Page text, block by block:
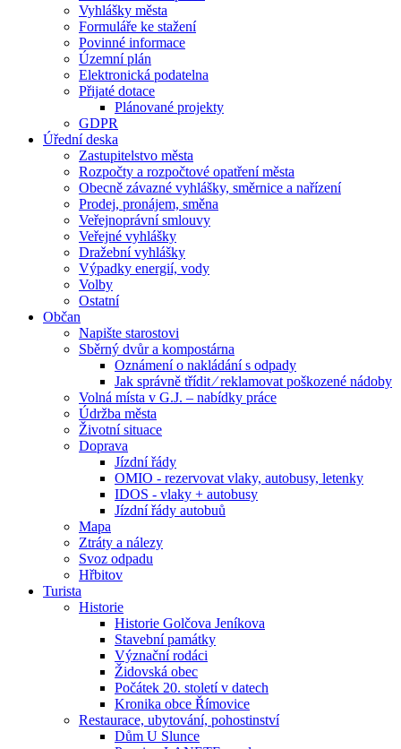
Vyhlášky města
Formuláře ke stažení
Povinné informace
Územní plán
Elektronická podatelna
Přijaté dotace
Plánované projekty
GDPR
Úřední deska
Zastupitelstvo města
Rozpočty a rozpočtové opatření města
Obecně závazné vyhlášky, směrnice a nařízení
Prodej, pronájem, směna
Veřejnoprávní smlouvy
Veřejné vyhlášky
Dražební vyhlášky
Výpadky energií, vody
Volby
Ostatní
Občan
Napište starostovi
Sběrný dvůr a kompostárna
Oznámení o nakládání s odpady
Jak správně třídit ⁄ reklamovat poškozené nádoby
Volná místa v G.J. – nabídky práce
Údržba města
Životní situace
Doprava
Jízdní řády
OMIO - rezervovat vlaky, autobusy, letenky
IDOS - vlaky + autobusy
Jízdní řády autobuů
Mapa
Ztráty a nálezy
Svoz odpadu
Hřbitov
Turista
Historie
Historie Golčova Jeníkova
Stavební památky
Význační rodáci
Židovská obec
Počátek 20. století v datech
Kronika obce Římovice
Restaurace, ubytování, pohostinství
Dům U Slunce